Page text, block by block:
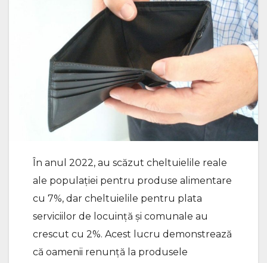
În anul 2022, au scăzut cheltuielile reale
ale populației pentru produse alimentare
cu 7%, dar cheltuielile pentru plata
serviciilor de locuință și comunale au
crescut cu 2%. Acest lucru demonstrează
că oamenii renunță la produsele